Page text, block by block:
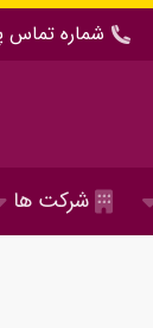
شماره تماس
شرکت ها